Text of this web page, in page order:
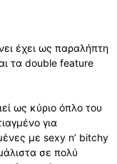
έχει ως παραλήπτη
τα double feature
ως κύριο όπλο του
για
με sexy n’ bitchy
σε πολύ